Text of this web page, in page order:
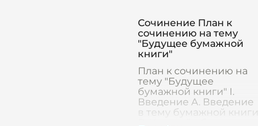
Сочинение План к
сочинению на тему
"Будущее бумажной
книги"
План к сочинению на
тему "Будущее
бумажной книги" I.
Введение A. Введение
в тему бумажной книги